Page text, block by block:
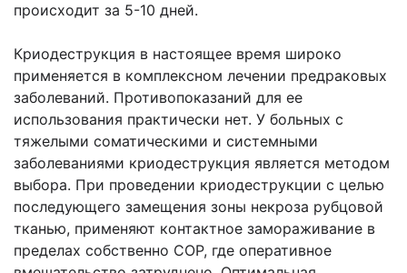
происходит за 5-10 дней.
Криодеструкция в настоящее время широко
применяется в комплексном лечении предраковых
заболеваний. Противопоказаний для ее
использования практически нет. У больных с
тяжелыми соматическими и системными
заболеваниями криодеструкция является методом
выбора. При проведении криодеструкции с целью
последующего замещения зоны некроза рубцовой
тканью, применяют контактное замораживание в
пределах собственно СОР, где оперативное